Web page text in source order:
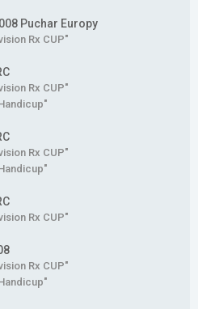
Puchar Europy
Rx CUP"
Rx CUP"
Rx CUP"
Rx CUP"
Rx CUP"